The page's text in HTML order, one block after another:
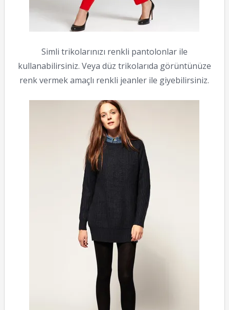
Simli trikolarınızı renkli pantolonlar ile
kullanabilirsiniz. Veya düz trikolarıda görüntünüze
renk vermek amaçlı renkli jeanler ile giyebilirsiniz.